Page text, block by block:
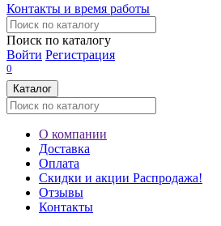
Контакты и время работы
Поиск по каталогу
Войти Регистрация
0
Каталог
О компании
Доставка
Оплата
Скидки и акции Распродажа!
Отзывы
Контакты